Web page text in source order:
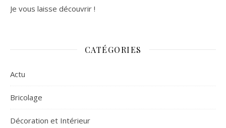
Je vous laisse découvrir !
CATÉGORIES
Actu
Bricolage
Décoration et Intérieur